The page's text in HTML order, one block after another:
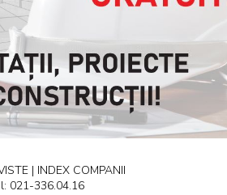
| INDEX COMPANII
021-336.04.16